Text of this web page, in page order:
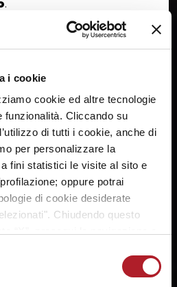
i cookie
cookie ed altre tecnologie
Cliccando su
di tutti i cookie, anche di
per personalizzare la
fini statistici le visite al sito e
oppure potrai
di cookie desiderate
Chiudendo questo
le tue preferenze in
il link “Impostazione dei cookie”
.
P.le Roma al Taliercio ogni
(prima corsa) alle 19.15
partita.